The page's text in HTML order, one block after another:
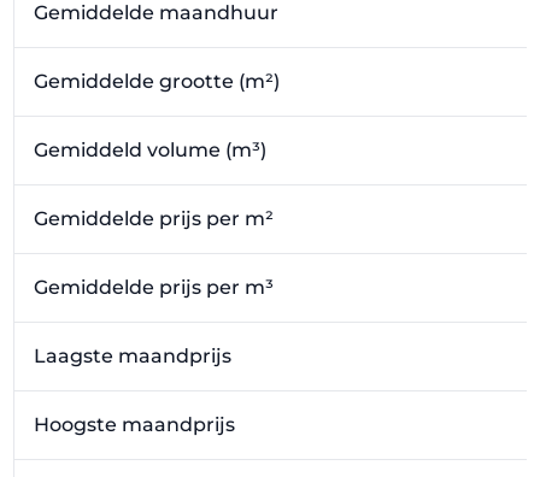
Gemiddelde maandhuur
Gemiddelde grootte (m²)
Gemiddeld volume (m³)
Gemiddelde prijs per m²
Gemiddelde prijs per m³
Laagste maandprijs
Hoogste maandprijs